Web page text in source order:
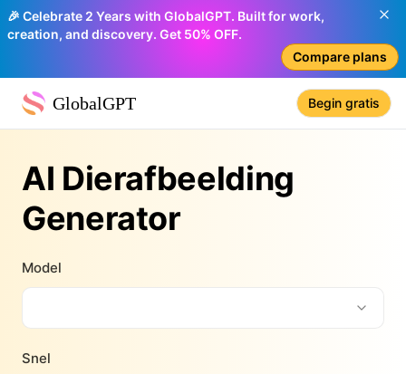
🎉 Celebrate 2 Years with GlobalGPT. Built for work,
creation, and discovery. Get 50% OFF.
Compare plans
GlobalGPT Begin gratis
AI Dierafbeelding
Generator
Model
Snel